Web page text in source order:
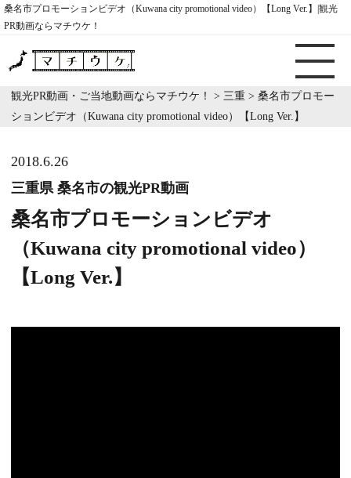
桑名市プロモーションビデオ（Kuwana city promotional video）【Long Ver.】|観光
PR動画ならマチウケ！
観光PR動画・ご当地動画ならマチウケ！ > 三重 > 桑名市プロモー
ションビデオ（Kuwana city promotional video）【Long Ver.】
2018.6.26
三重県 桑名市の観光PR動画
桑名市プロモーションビデオ
（Kuwana city promotional video）
【Long Ver.】